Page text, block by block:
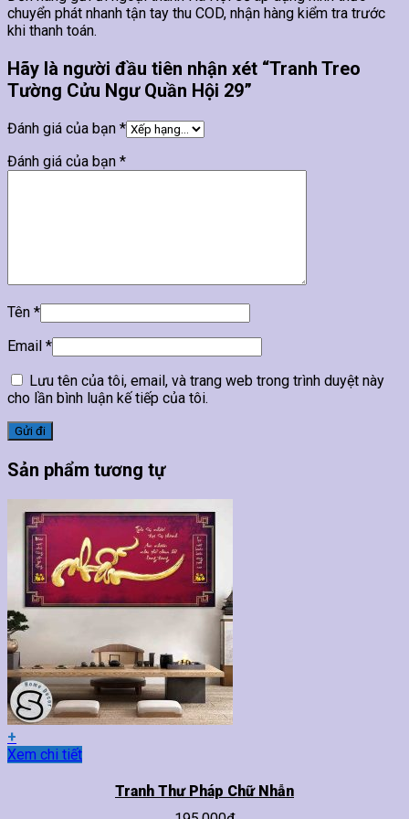
chuyển phát nhanh tận tay thu COD, nhận hàng kiểm tra trước
khi thanh toán.
Hãy là người đầu tiên nhận xét “Tranh Treo
Tường Cửu Ngư Quần Hội 29”
Đánh giá của bạn *
Đánh giá của bạn *
Tên *
Email *
Lưu tên của tôi, email, và trang web trong trình duyệt này
cho lần bình luận kế tiếp của tôi.
Sản phẩm tương tự
+
Sản
Xem chi tiết
Tranh Thư Pháp Chữ Nhẫn